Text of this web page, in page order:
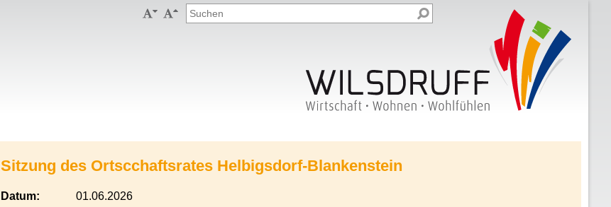
 
Sitzung des Ortscchaftsrates Helbigsdorf-Blankenstein
Datum:
01.06.2026